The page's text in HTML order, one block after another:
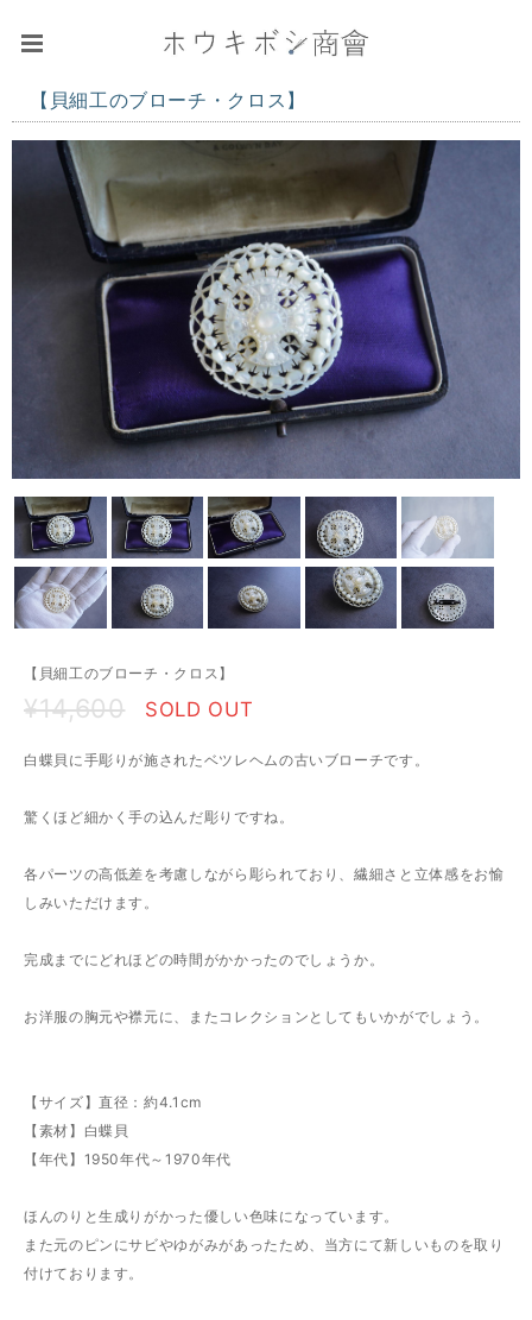
【貝細工のブローチ・クロス】
【貝細工のブローチ・クロス】
¥14,600 SOLD OUT
白蝶貝に手彫りが施されたベツレヘムの古いブローチです。
驚くほど細かく手の込んだ彫りですね。
各パーツの高低差を考慮しながら彫られており、繊細さと立体感をお愉
しみいただけます。
完成までにどれほどの時間がかかったのでしょうか。
お洋服の胸元や襟元に、またコレクションとしてもいかがでしょう。
【サイズ】直径：約4.1cm
【素材】白蝶貝
【年代】1950年代～1970年代
ほんのりと生成りがかった優しい色味になっています。
また元のピンにサビやゆがみがあったため、当方にて新しいものを取り
付けております。